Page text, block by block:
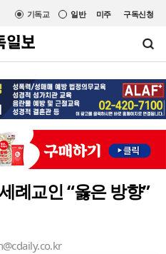
미주 구독신청
일반
기독교
례교인 “옳은 방향”